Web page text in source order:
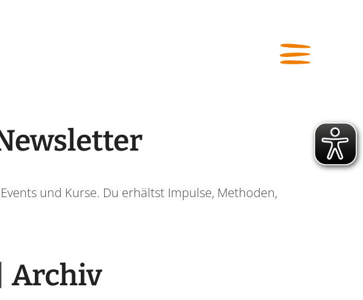
und Kurse. Du erhältst Impulse, Methoden,
Archiv